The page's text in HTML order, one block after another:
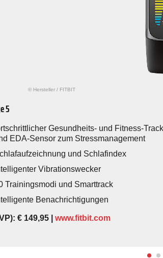
© Hersteller / FITBIT
5
Gesundheits- und Fitness-
EDA-Sensor zum Stressmanagement
und Schlafindex
Vibrationswecker
Trainingsmodi und Smarttrack
Benachrichtigungen
€ 149,95 | www.fitbit.com